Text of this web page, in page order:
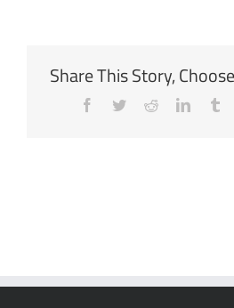
Share This Story,
Facebook
TwitterRedditLinkedIn